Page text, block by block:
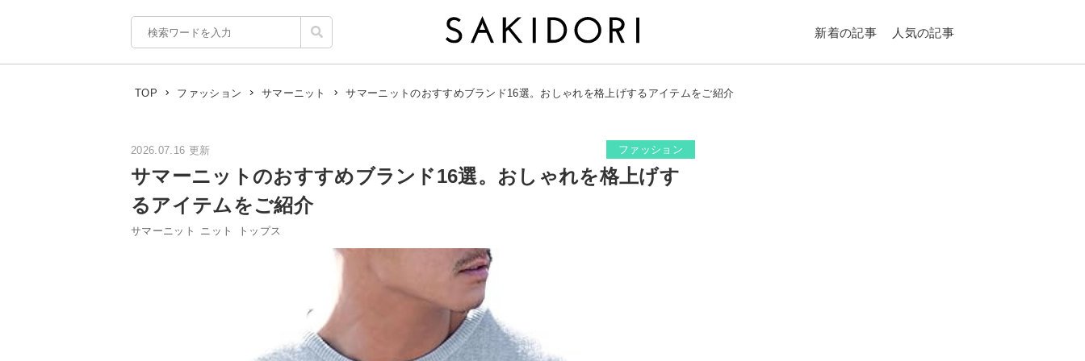
新着の記事 人気の記事
TOP ファッション サマーニット サマーニットのおすすめブランド16選。おしゃれを格上げするアイテムをご紹介
2026.07.16 更新 ファッション
サマーニットのおすすめブランド16選。おしゃれを格上げす
るアイテムをご紹介
サマーニット ニット トップス